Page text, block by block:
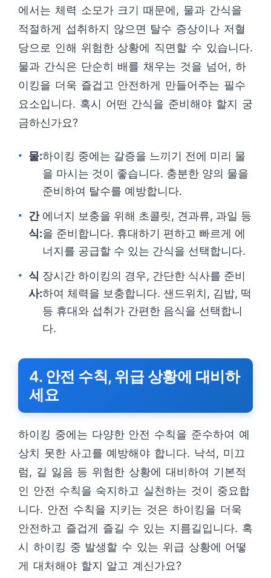
에서는 체력 소모가 크기 때문에, 물과 간식을
적절하게 섭취하지 않으면 탈수 증상이나 저혈
당으로 인해 위험한 상황에 직면할 수 있습니다.
물과 간식은 단순히 배를 채우는 것을 넘어, 하
이킹을 더욱 즐겁고 안전하게 만들어주는 필수
요소입니다. 혹시 어떤 간식을 준비해야 할지 궁
금하신가요?
물:하이킹 중에는 갈증을 느끼기 전에 미리 물
을 마시는 것이 좋습니다. 충분한 양의 물을
준비하여 탈수를 예방합니다.
간
식:
에너지 보충을 위해 초콜릿, 견과류, 과일 등
을 준비합니다. 휴대하기 편하고 빠르게 에
너지를 공급할 수 있는 간식을 선택합니다.
식
사:
장시간 하이킹의 경우, 간단한 식사를 준비
하여 체력을 보충합니다. 샌드위치, 김밥, 떡
등 휴대와 섭취가 간편한 음식을 선택합니
다.
4. 안전 수칙, 위급 상황에 대비하
세요
하이킹 중에는 다양한 안전 수칙을 준수하여 예
상치 못한 사고를 예방해야 합니다. 낙석, 미끄
럼, 길 잃음 등 위험한 상황에 대비하여 기본적
인 안전 수칙을 숙지하고 실천하는 것이 중요합
니다. 안전 수칙을 지키는 것은 하이킹을 더욱
안전하고 즐겁게 즐길 수 있는 지름길입니다. 혹
시 하이킹 중 발생할 수 있는 위급 상황에 어떻
게 대처해야 할지 알고 계신가요?